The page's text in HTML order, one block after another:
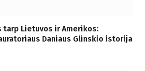
tarp Lietuvos ir Amerikos:
Daniaus Glinskio istorija